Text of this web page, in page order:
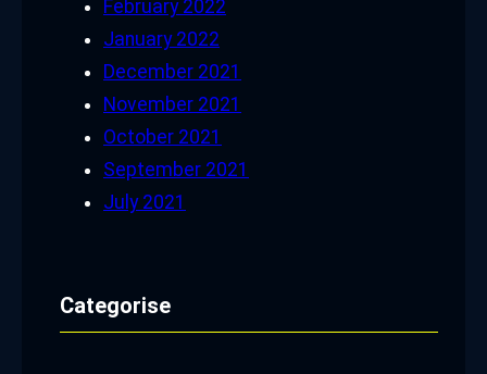
February 2022
January 2022
December 2021
November 2021
October 2021
September 2021
July 2021
Categorise